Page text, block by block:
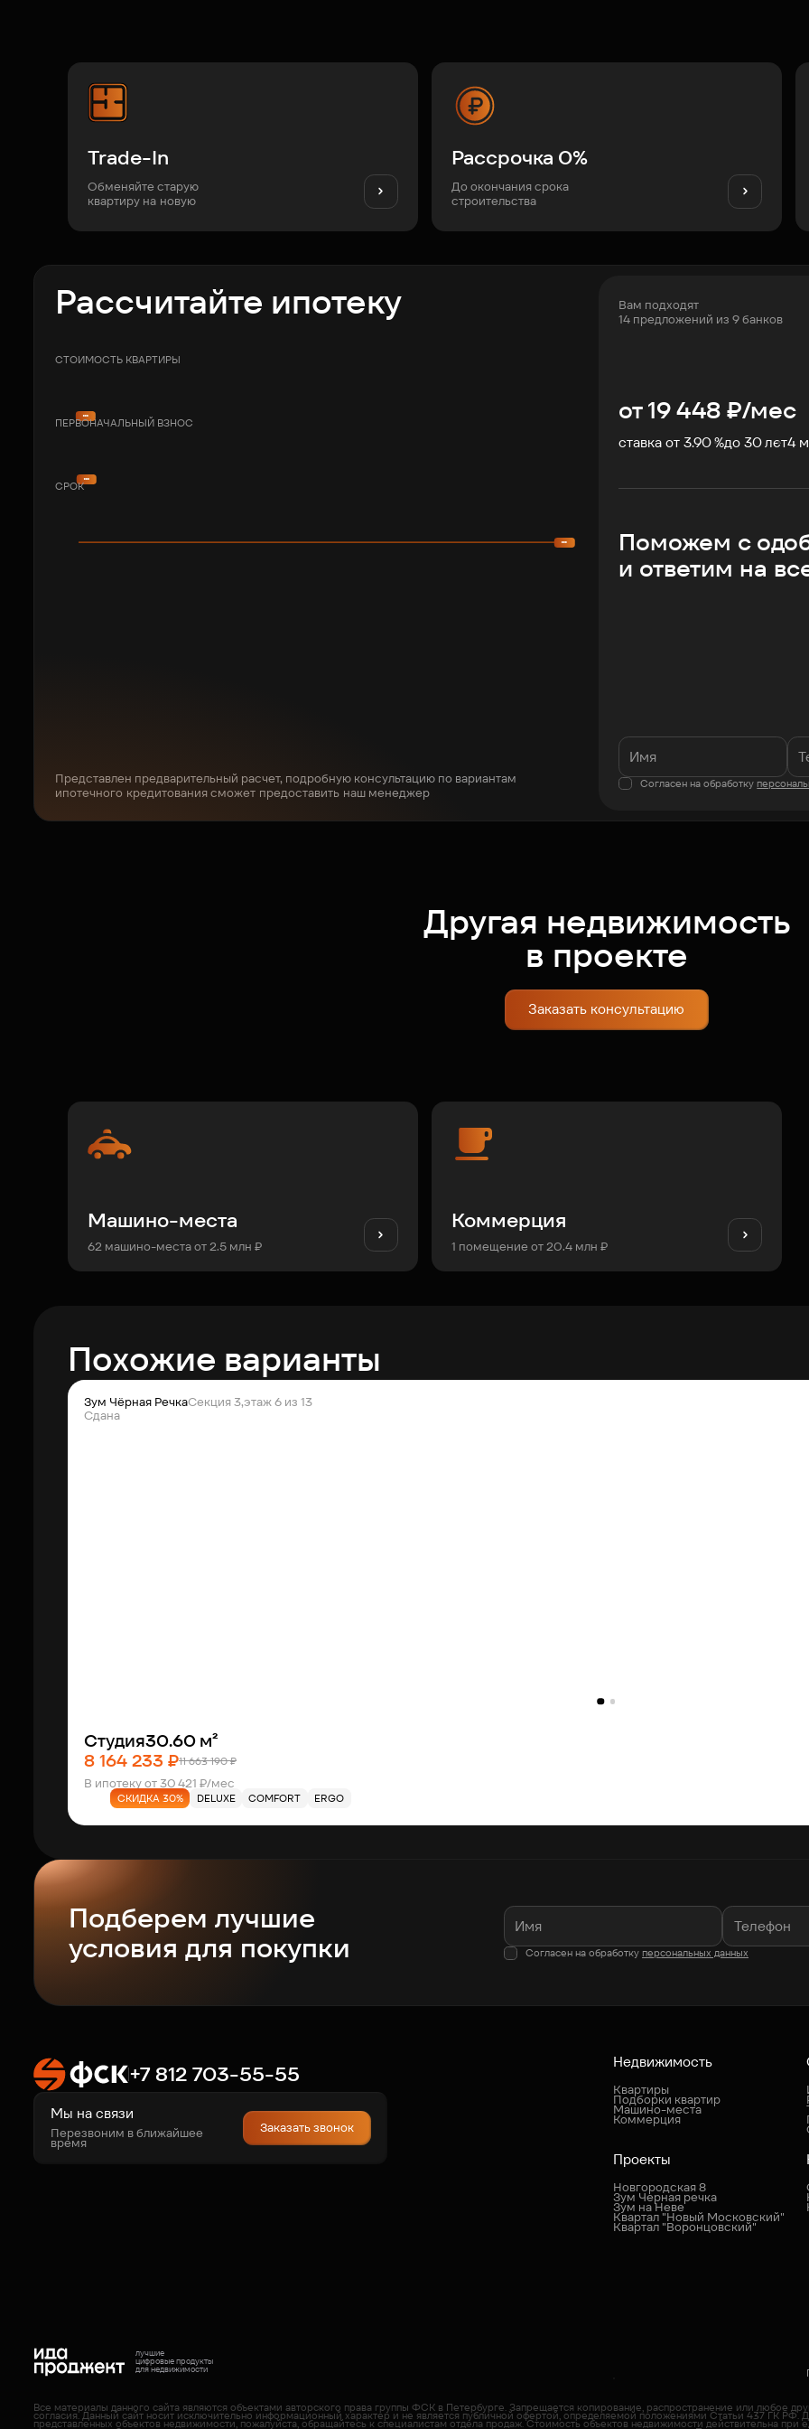
Trade-In
Обменяйте старую
квартиру на новую
Рассрочка 0%
До окончания срока
строительства
Рассчитайте ипотеку
СТОИМОСТЬ КВАРТИРЫ
ПЕРВОНАЧАЛЬНЫЙ ВЗНОС
СРОК
Представлен предварительный расчет, подробную консультацию по вариантам
ипотечного кредитования сможет предоставить наш менеджер
Вам подходят
14 предложений из 9 банков
от19 448₽/мес
ставка от 3.90 %до30 лет4
Поможем с
и ответим на
Согласен на обработку
Другая недвижимость
в проекте
Заказать консультацию
Машино-места
62 машино-места от 2.5 млн ₽
Коммерция
1 помещение от 20.4 млн ₽
Похожие варианты
Зум Чёрная РечкаСекция 3,этаж 6 из 13
Сдана
Студия30.60 м²
8 164 233 ₽11 663 190 ₽
В ипотеку от 30 421 ₽/мес
СКИДКА 30% DELUXE COMFORT ERGO
Подберем лучшие
условия для покупки
Согласен на обработкуперсональных данных
+7 812 703-55-55
Мы на связи
Перезвоним в ближайшее
время
Заказать звонок
Недвижимость
Квартиры
Подборки квартир
Машино-места
Коммерция
Проекты
Новгородская 8
Зум Черная речка
Зум на Неве
Квартал "Новый Московский"
Квартал "Воронцовский"
лучшие
цифровые продукты
для недвижимости
Все материалы данного сайта являются объектами авторского права группы ФСК в Петербурге. Запрещается копирование, распространение или любое
согласия. Данный сайт носит исключительно информационный характер и не является публичной офертой, определяемой положениями Статьи 437 ГК РФ.
представленных объектов недвижимости, пожалуйста, обращайтесь к специалистам отдела продаж. Cтоимость объектов недвижимости действительна